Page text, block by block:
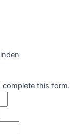
complete this form.